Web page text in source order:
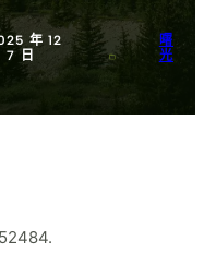
年 12
7 日
曙
光